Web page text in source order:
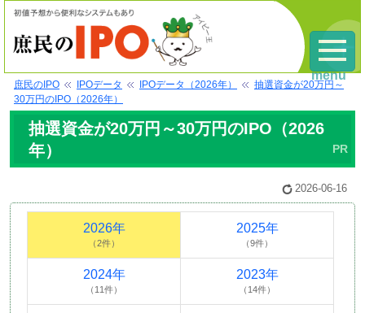
庶民のIPO IPOデータ IPOデータ（2026年）
抽選資金が20万円～
30万円のIPO（2026年）
抽選資金が20万円～30万円のIPO（2026
年）
2026-06-16
2026年
（2件）
2025年
（9件）
2024年
（11件）
2023年
（14件）
menu